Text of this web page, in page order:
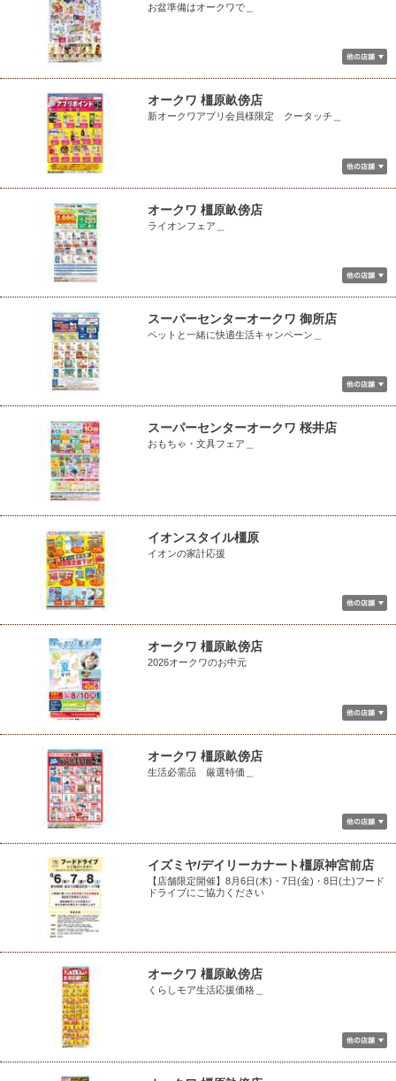
お盆準備はオークワで＿
オークワ 橿原畝傍店
新オークワアプリ会員様限定 クータッチ＿
オークワ 橿原畝傍店
ライオンフェア＿
スーパーセンターオークワ 御所店
ペットと一緒に快適生活キャンペーン＿
スーパーセンターオークワ 桜井店
おもちゃ・文具フェア＿
イオンスタイル橿原
イオンの家計応援
オークワ 橿原畝傍店
2026オークワのお中元
オークワ 橿原畝傍店
生活必需品 厳選特価＿
イズミヤ/デイリーカナート橿原神宮前店
【店舗限定開催】8月6日(木)・7日(金)・8日(土)フード
ドライブにご協力ください
オークワ 橿原畝傍店
くらしモア生活応援価格＿